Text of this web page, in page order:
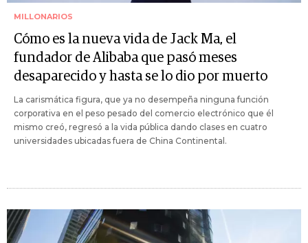
MILLONARIOS
Cómo es la nueva vida de Jack Ma, el
fundador de Alibaba que pasó meses
desaparecido y hasta se lo dio por muerto
La carismática figura, que ya no desempeña ninguna función
corporativa en el peso pesado del comercio electrónico que él
mismo creó, regresó a la vida pública dando clases en cuatro
universidades ubicadas fuera de China Continental.